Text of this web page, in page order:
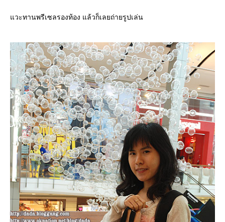
วะทานพรีเซลรองท้อง แล้วก็เลยถ่ายรูปเล่น